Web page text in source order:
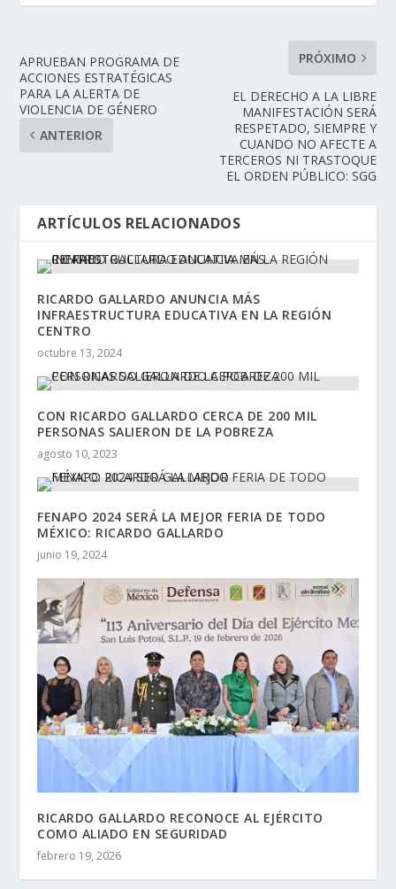
APRUEBAN PROGRAMA DE
ACCIONES ESTRATÉGICAS
PARA LA ALERTA DE
VIOLENCIA DE GÉNERO
ANTERIOR
PRÓXIMO
EL DERECHO A LA LIBRE
MANIFESTACIÓN SERÁ
RESPETADO, SIEMPRE Y
CUANDO NO AFECTE A
TERCEROS NI TRASTOQUE
EL ORDEN PÚBLICO: SGG
ARTÍCULOS RELACIONADOS
RICARDO GALLARDO ANUNCIA MÁS
INFRAESTRUCTURA EDUCATIVA EN LA REGIÓN
CENTRO
octubre 13, 2024
CON RICARDO GALLARDO CERCA DE 200 MIL
PERSONAS SALIERON DE LA POBREZA
agosto 10, 2023
FENAPO 2024 SERÁ LA MEJOR FERIA DE TODO
MÉXICO: RICARDO GALLARDO
junio 19, 2024
RICARDO GALLARDO RECONOCE AL EJÉRCITO
COMO ALIADO EN SEGURIDAD
febrero 19, 2026